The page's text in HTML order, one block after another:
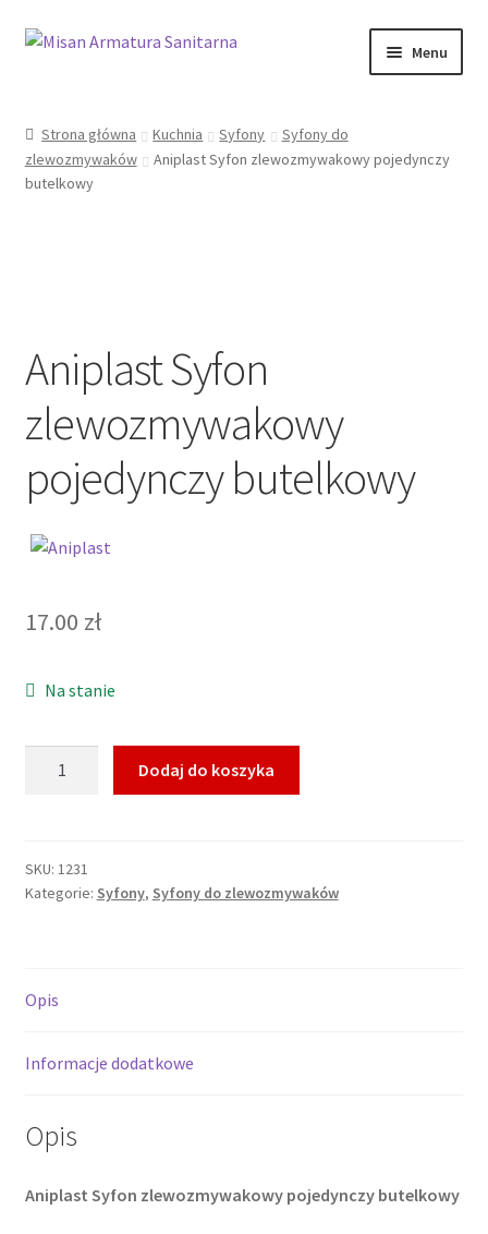
Przejdź
Przejdź
Menu
Moje konto
Strona główna Kuchnia Syfony
Syfony do
zlewozmywaków
Aniplast Syfon zlewozmywakowy pojedynczy
butelkowy
Aniplast Syfon
zlewozmywakowy
pojedynczy butelkowy
17.00 zł
Na stanie
pojedynczy
butelkowy
Dodaj do koszyka
SKU: 1231
Kategorie: Syfony, Syfony do zlewozmywaków
Opis
Informacje dodatkowe
Opis
Aniplast Syfon zlewozmywakowy pojedynczy butelkowy